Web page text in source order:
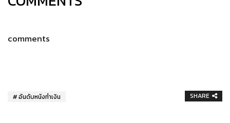
comments
อันดับหนังทำเงิน SHARE